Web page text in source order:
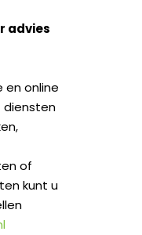
advies
en online
diensten
of
kunt u